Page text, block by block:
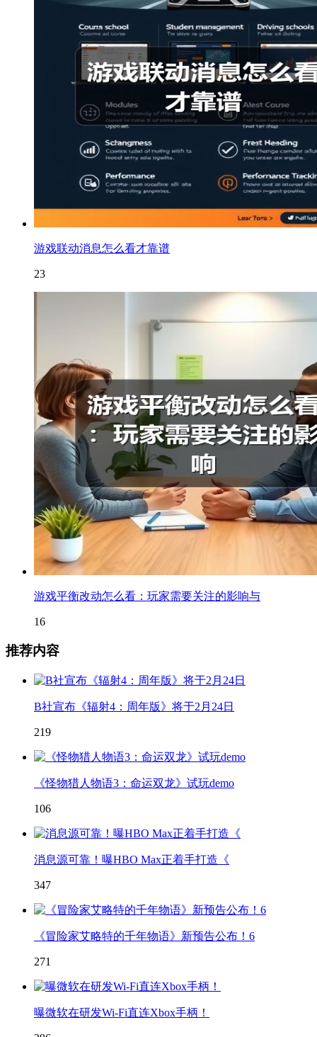
游戏联动消息怎么看才靠谱
23
游戏平衡改动怎么看：玩家需要关注的影响与
16
推荐内容
B社宣布《辐射4：周年版》将于2月24日
219
《怪物猎人物语3：命运双龙》试玩demo
106
消息源可靠！曝HBO Max正着手打造《
347
《冒险家艾略特的千年物语》新预告公布！6
271
曝微软在研发Wi-Fi直连Xbox手柄！